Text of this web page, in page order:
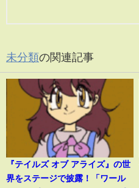
未分類の関連記事
『テイルズ オブ アライズ』の世
界をステージで披露！「ワール